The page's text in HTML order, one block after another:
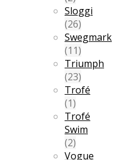
Sloggi
(26)
Swegmark
(11)
Triumph
(23)
Trofé
(1)
Trofé
Swim
(2)
Vogue